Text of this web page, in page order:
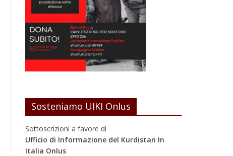
Sosteniamo UIKI Onlus
Sottoscrizioni a favore di
Ufficio di Informazione del Kurdistan In
Italia Onlus